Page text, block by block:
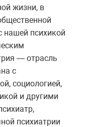
жизни, в
нашей психикой
— отрасль
с
социологией,
и другими
психиатрии